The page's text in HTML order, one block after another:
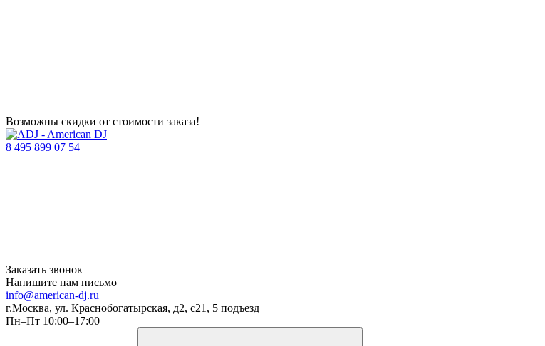
Возможны скидки от стоимости заказа!
8 495 899 07 54
Заказать звонок
Напишите нам письмо
info@american-dj.ru
г.Москва, ул. Краснобогатырская, д2, с21, 5 подъезд
Пн–Пт 10:00–17:00